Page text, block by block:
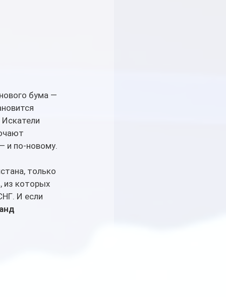
бума —
и по-новому.
только
, из которых
И если